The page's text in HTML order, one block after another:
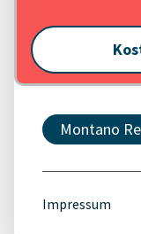
Montano
Impressum